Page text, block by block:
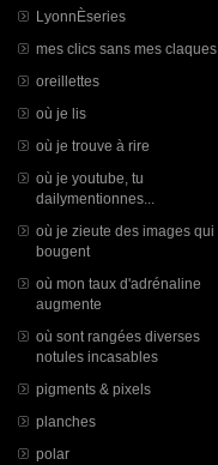
LyonnÈseries
mes clics sans mes claques
oreillettes
où je lis
où je trouve à rire
où je youtube, tu
dailymentionnes...
où je zieute des images qui
bougent
où mon taux d'adrénaline
augmente
où sont rangées diverses
notules incasables
pigments & pixels
planches
polar